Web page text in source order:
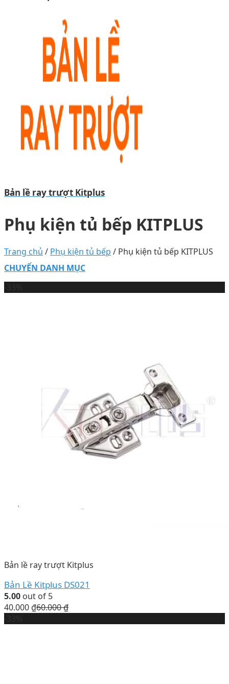
Bản lề ray trượt Kitplus
Phụ kiện tủ bếp KITPLUS
Trang chủ / Phụ kiện tủ bếp / Phụ kiện tủ bếp KITPLUS
CHUYỂN DANH MỤC
Bản lề ray trượt Kitplus
Bản Lề Kitplus DS021
5.00 out of 5
40.000 ₫60.000₫